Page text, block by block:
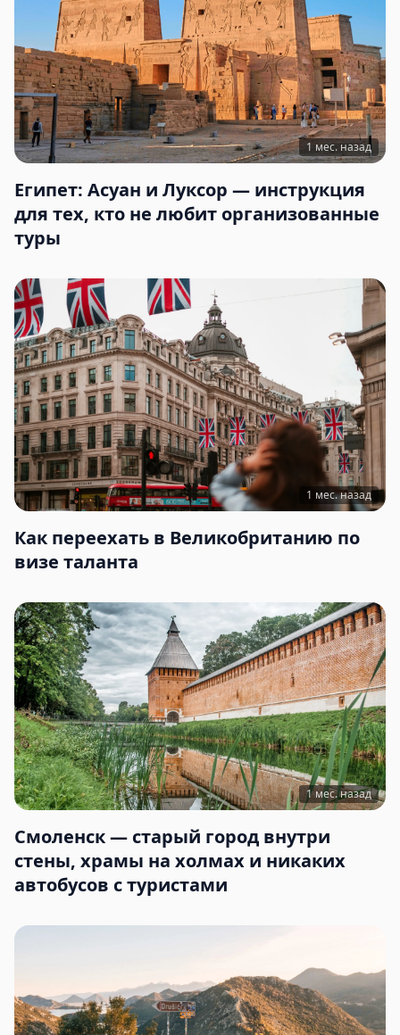
1 мес. назад
Египет: Асуан и Луксор — инструкция
для тех, кто не любит организованные
туры
1 мес. назад
Как переехать в Великобританию по
визе таланта
1 мес. назад
Смоленск — старый город внутри
стены, храмы на холмах и никаких
автобусов с туристами